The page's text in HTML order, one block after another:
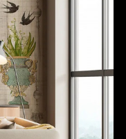
beelden van
een plek waar
feest waar
kijkt aan kan
je hart en dompel
het
uit het gebruik van
materialen.